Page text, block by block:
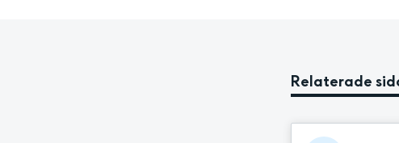
Relaterade